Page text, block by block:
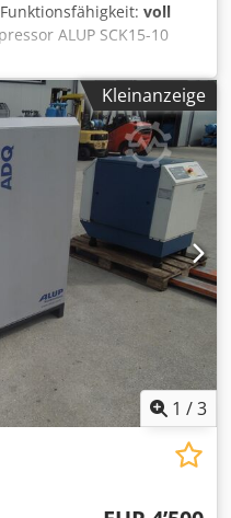
voll
ALUP SCK15-10
m³/min; Motor: 11 kW;
12437 h; Der
Dsdpfx Aiszmw A
6396 PLN Unten
Kleinanzeige
1 /3